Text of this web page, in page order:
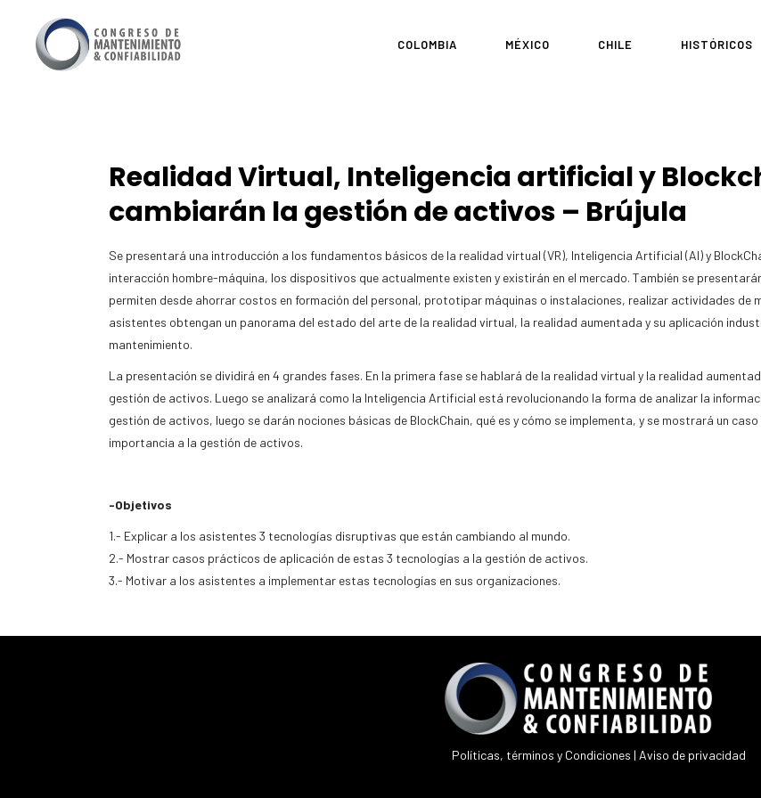
COLOMBIA MÉXICO CHILE HISTÓRICOS
Realidad Virtual, Inteligencia artificial y
cambiarán la gestión de activos – Brújula
Se presentará una introducción a los fundamentos básicos de la realidad virtual (VR), Inteligencia Artificial (AI) y
interacción hombre-máquina, los dispositivos que actualmente existen y existirán en el mercado. También se
permiten desde ahorrar costos en formación del personal, prototipar máquinas o instalaciones, realizar actividades de
asistentes obtengan un panorama del estado del arte de la realidad virtual, la realidad aumentada y su aplicación
mantenimiento.
La presentación se dividirá en 4 grandes fases. En la primera fase se hablará de la realidad virtual y la realidad
gestión de activos. Luego se analizará como la Inteligencia Artificial está revolucionando la forma de analizar la
gestión de activos, luego se darán nociones básicas de BlockChain, qué es y cómo se implementa, y se mostrará un
importancia a la gestión de activos.
-Objetivos
1.- Explicar a los asistentes 3 tecnologías disruptivas que están cambiando al mundo.
2.- Mostrar casos prácticos de aplicación de estas 3 tecnologías a la gestión de activos.
3.- Motivar a los asistentes a implementar estas tecnologías en sus organizaciones.
Políticas, términos y Condiciones | Aviso de privacidad